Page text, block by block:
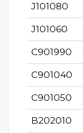
J101080
J101060
C901990
C901040
C901050
B202010